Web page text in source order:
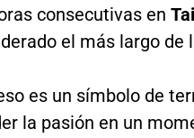
consecutivas en
el más largo de
es un símbolo de
la pasión en un